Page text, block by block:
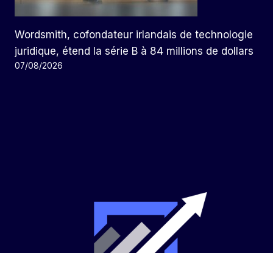
Wordsmith, cofondateur irlandais de technologie
juridique, étend la série B à 84 millions de dollars
07/08/2026